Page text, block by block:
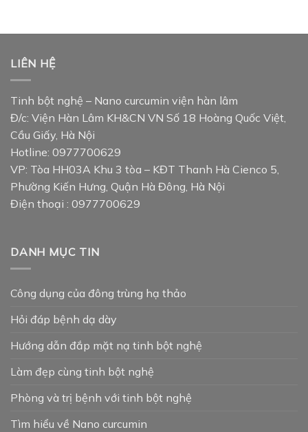
LIÊN HỆ
Tinh bột nghệ – Nano curcumin viện hàn lâm
Đ/c: Viện Hàn Lâm KH&CN VN Số 18 Hoàng Quốc Việt,
Cầu Giấy, Hà Nội
Hotline: 0977700629
VP: Tòa HH03A Khu 3 tòa – KĐT Thanh Hà Cienco 5,
Phường Kiến Hưng, Quận Hà Đông, Hà Nội
Điện thoại : 0977700629
DANH MỤC TIN
Công dụng của đông trùng hạ thảo
Hỏi đáp bệnh dạ dày
Hướng dẫn đắp mặt nạ tinh bột nghệ
Làm đẹp cùng tinh bột nghệ
Phòng và trị bệnh với tinh bột nghệ
Tìm hiểu về Nano curcumin